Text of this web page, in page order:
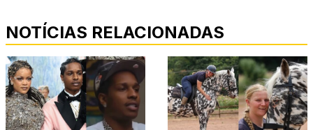
NOTÍCIAS RELACIONADAS